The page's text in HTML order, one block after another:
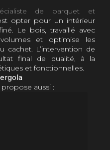
de parquet et
opter pour un intérieur
Le bois, travaillé avec
et optimise les
cachet. L’intervention de
final de qualité, à la
et fonctionnelles.
aussi :